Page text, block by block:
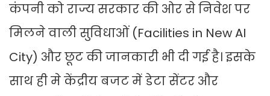
कंपनी को राज्य सरकार की ओर से निवेश पर
मिलने वाली सुविधाओं (Facilities in New AI
City) और छूट की जानकारी भी दी गई है। इसके
साथ ही मे केंद्रीय बजट में डेटा सेंटर और